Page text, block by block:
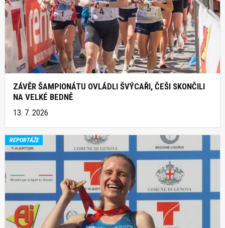
ZÁVĚR ŠAMPIONÁTU OVLÁDLI ŠVÝCAŘI, ČEŠI SKONČILI
NA VELKÉ BEDNĚ
13. 7. 2026
REPORTÁŽE